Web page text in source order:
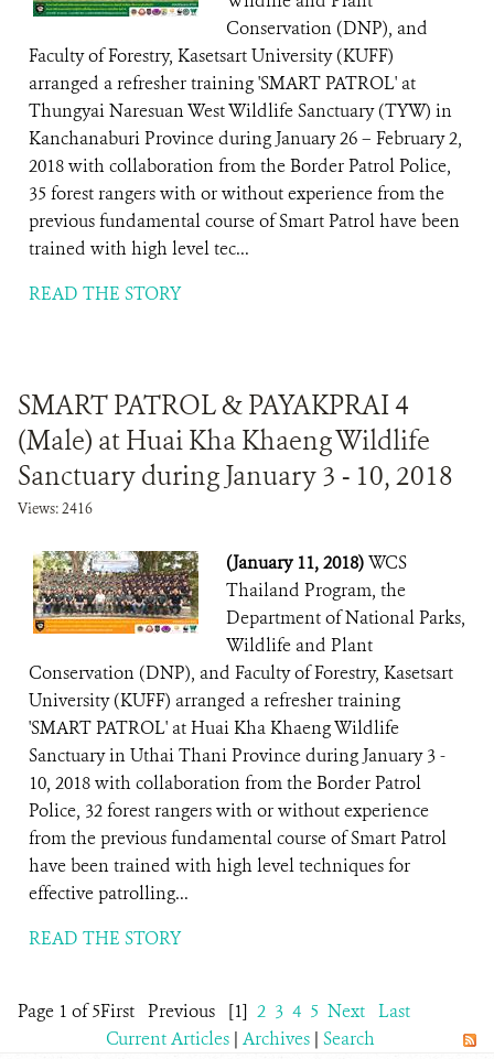
Conservation (DNP), and
Faculty of Forestry, Kasetsart University (KUFF)
arranged a refresher training 'SMART PATROL' at
Thungyai Naresuan West Wildlife Sanctuary (TYW) in
Kanchanaburi Province during January 26 – February 2,
2018 with collaboration from the Border Patrol Police,
35 forest rangers with or without experience from the
previous fundamental course of Smart Patrol have been
trained with high level tec...
READ THE STORY
SMART PATROL & PAYAKPRAI 4
(Male) at Huai Kha Khaeng Wildlife
Sanctuary during January 3 - 10, 2018
Views: 2416
(January 11, 2018)WCS
Thailand Program, the
Department of National Parks,
Wildlife and Plant
Conservation (DNP), and Faculty of Forestry, Kasetsart
University (KUFF) arranged a refresher training
'SMART PATROL' at Huai Kha Khaeng Wildlife
Sanctuary in Uthai Thani Province during January 3 -
10, 2018 with collaboration from the Border Patrol
Police, 32 forest rangers with or without experience
from the previous fundamental course of Smart Patrol
have been trained with high level techniques for
effective patrolling...
READ THE STORY
Page 1 of 5First Previous [1] 2 3 4 5 Next Last
Current Articles | Archives | Search